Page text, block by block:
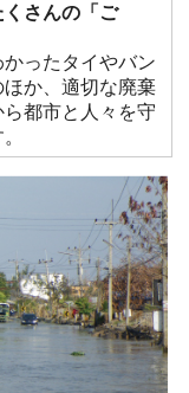
さんの「ご
ったタイやバン
か、適切な廃棄
都市と人々を守